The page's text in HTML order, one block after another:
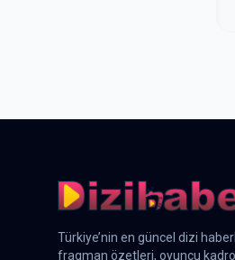
Türkiye’nin en güncel dizi
fragman özetleri, oyuncu